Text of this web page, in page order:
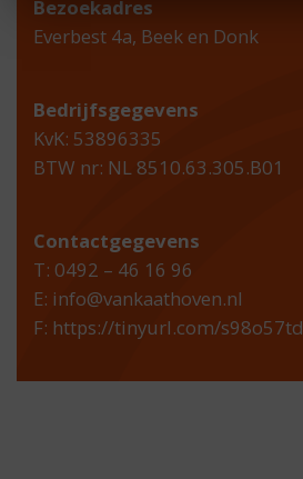
Bezoekadres
Everbest 4a, Beek en Donk
Bedrijfsgegevens
KvK: 53896335
BTW nr: NL 8510.63.305.B01
Contactgegevens
T: 0492 – 46 16 96
E: info@vankaathoven.nl
F: https://tinyurl.com/s98o57td